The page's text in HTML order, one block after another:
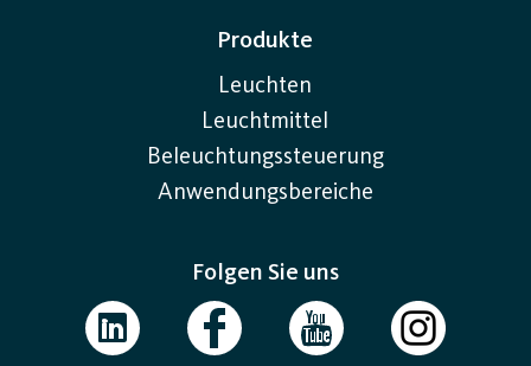
Produkte
Leuchten
Leuchtmittel
Beleuchtungssteuerung
Anwendungsbereiche
Folgen Sie uns